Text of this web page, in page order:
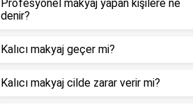
Profesyonel makyaj yapan kişilere ne
denir?
Kalıcı makyaj geçer mi?
Kalıcı makyaj cilde zarar verir mi?